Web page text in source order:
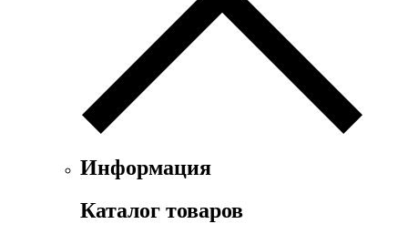
Информация
Каталог товаров